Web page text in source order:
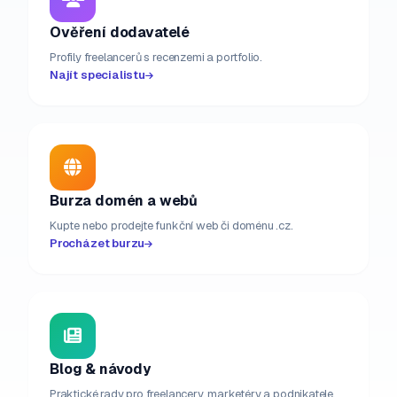
Ověření dodavatelé
Profily freelancerů s recenzemi a portfolio.
Najít specialistu
Burza domén a webů
Kupte nebo prodejte funkční web či doménu .cz.
Procházet burzu
Blog & návody